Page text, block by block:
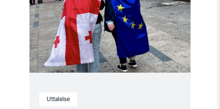
Uttalelse
mellomstatlig
klage
mot
Georgia"